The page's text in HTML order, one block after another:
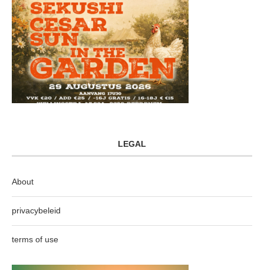
LEGAL
About
privacybeleid
terms of use